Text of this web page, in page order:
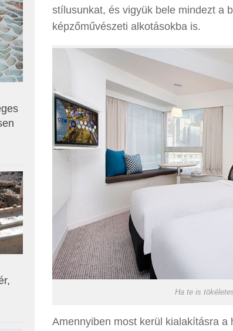
stílusunkat, és vigyük bele mindezt a
képzőművészeti alkotásokba is.
Ha te is
Amennyiben most kerül kialakításra